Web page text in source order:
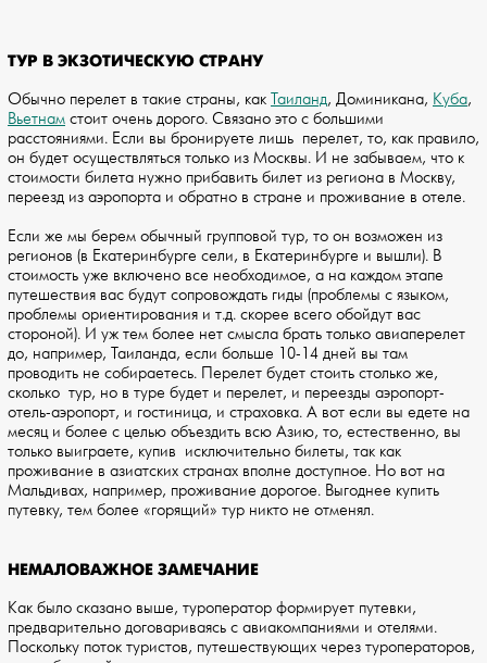
ТУР В ЭКЗОТИЧЕСКУЮ СТРАНУ
Обычно перелет в такие страны, как Таиланд, Доминикана, Куба,
Вьетнам стоит очень дорого. Связано это с большими
расстояниями. Если вы бронируете лишь перелет, то, как правило,
он будет осуществляться только из Москвы. И не забываем, что к
стоимости билета нужно прибавить билет из региона в Москву,
переезд из аэропорта и обратно в стране и проживание в отеле.
Если же мы берем обычный групповой тур, то он возможен из
регионов (в Екатеринбурге сели, в Екатеринбурге и вышли). В
стоимость уже включено все необходимое, а на каждом этапе
путешествия вас будут сопровождать гиды (проблемы с языком,
проблемы ориентирования и т.д. скорее всего обойдут вас
стороной). И уж тем более нет смысла брать только авиаперелет
до, например, Таиланда, если больше 10-14 дней вы там
проводить не собираетесь. Перелет будет стоить столько же,
сколько тур, но в туре будет и перелет, и переезды аэропорт-
отель-аэропорт, и гостиница, и страховка. А вот если вы едете на
месяц и более с целью объездить всю Азию, то, естественно, вы
только выиграете, купив исключительно билеты, так как
проживание в азиатских странах вполне доступное. Но вот на
Мальдивах, например, проживание дорогое. Выгоднее купить
путевку, тем более «горящий» тур никто не отменял.
НЕМАЛОВАЖНОЕ ЗАМЕЧАНИЕ
Как было сказано выше, туроператор формирует путевки,
предварительно договариваясь с авиакомпаниями и отелями.
Поскольку поток туристов, путешествующих через туроператоров,